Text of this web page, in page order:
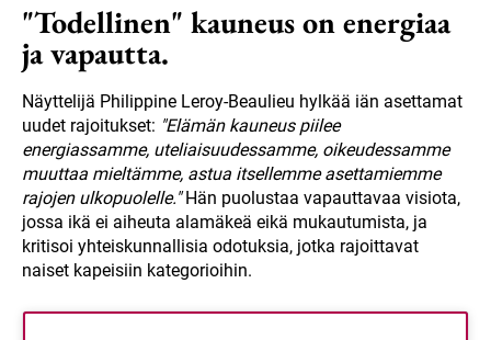
"Todellinen" kauneus on energiaa
ja vapautta.
Näyttelijä Philippine Leroy-Beaulieu hylkää iän asettamat
uudet rajoitukset: "Elämän kauneus piilee
energiassamme, uteliaisuudessamme, oikeudessamme
muuttaa mieltämme, astua itsellemme asettamiemme
rajojen ulkopuolelle."Hän puolustaa vapauttavaa visiota,
jossa ikä ei aiheuta alamäkeä eikä mukautumista, ja
kritisoi yhteiskunnallisia odotuksia, jotka rajoittavat
naiset kapeisiin kategorioihin.